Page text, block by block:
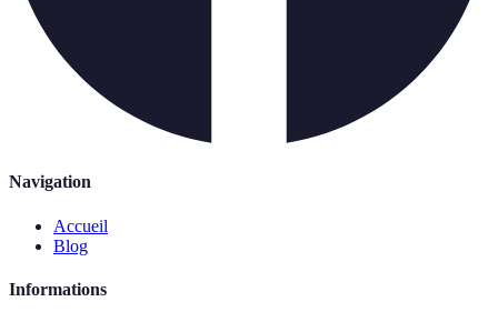
Navigation
Accueil
Blog
Informations